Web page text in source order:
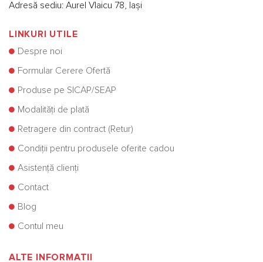
Adresă sediu: Aurel Vlaicu 78, Iași
LINKURI UTILE
Despre noi
Formular Cerere Ofertă
Produse pe SICAP/SEAP
Modalități de plată
Retragere din contract (Retur)
Condiții pentru produsele oferite cadou
Asistență clienți
Contact
Blog
Contul meu
ALTE INFORMATII